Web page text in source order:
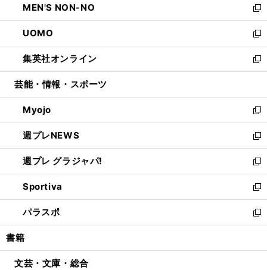
く
で
開
く
ド
ウ
で
開
く
ィ
ン
ド
ウ
で
開
い
ウ
ィ
ン
ド
ウ
開
く
MEN'S NON-NO
新
し
い
ウ
ィ
ン
ウ
で
開
く
UOMO
新
し
い
ウ
ン
ド
ウ
で
開
く
集英社オンライン
新
し
ウ
ィ
ン
ド
ウ
で
開
く
芸能・情報・スポーツ
Myojo
新
し
い
ウ
ィ
ン
ド
ウ
で
開
週プレNEWS
新
し
い
ウ
ィ
ン
ド
ウ
開
週プレ グラジャパ!
新
し
い
ウ
ィ
ン
ウ
Sportiva
新
し
い
ウ
ン
パラスポ
新
し
ウ
書籍
文芸・文庫・総合